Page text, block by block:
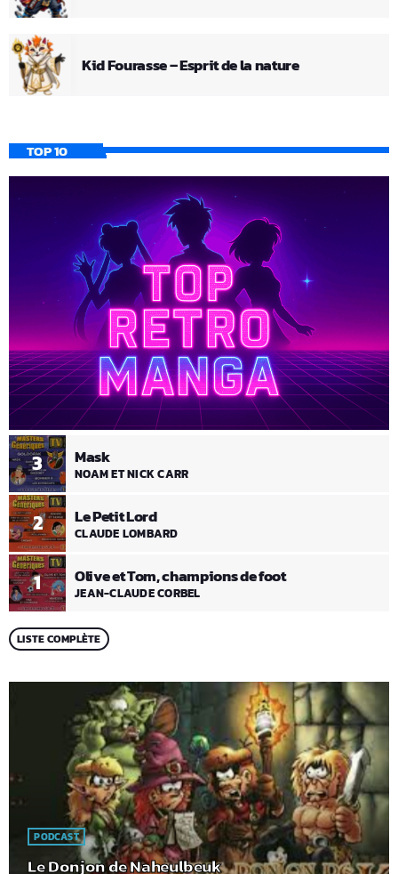
Kid Fourasse – Esprit de la nature
TOP 10
1 Olive et Tom, champions de foot
JEAN-CLAUDE CORBEL
2 Le Petit Lord
CLAUDE LOMBARD
3 Mask
NOAM ET NICK CARR
LISTE COMPLÈTE
PODCAST
Le Donjon de Naheulbeuk